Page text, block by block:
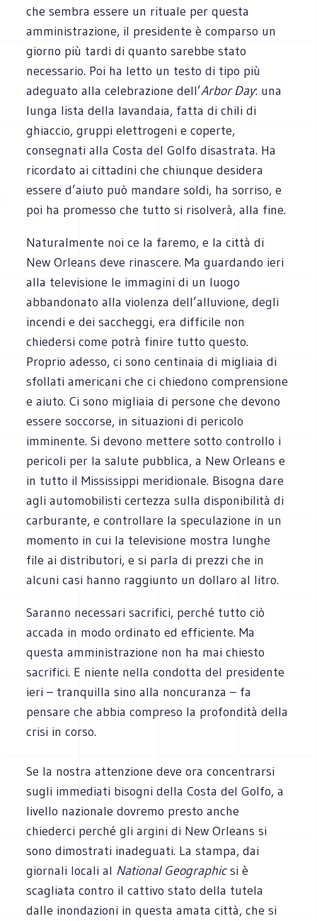
che sembra essere un rituale per questa
amministrazione, il presidente è comparso un
giorno più tardi di quanto sarebbe stato
necessario. Poi ha letto un testo di tipo più
adeguato alla celebrazione dell’Arbor Day: una
lunga lista della lavandaia, fatta di chili di
ghiaccio, gruppi elettrogeni e coperte,
consegnati alla Costa del Golfo disastrata. Ha
ricordato ai cittadini che chiunque desidera
essere d’aiuto può mandare soldi, ha sorriso, e
poi ha promesso che tutto si risolverà, alla fine.
Naturalmente noi ce la faremo, e la città di
New Orleans deve rinascere. Ma guardando ieri
alla televisione le immagini di un luogo
abbandonato alla violenza dell’alluvione, degli
incendi e dei saccheggi, era difficile non
chiedersi come potrà finire tutto questo.
Proprio adesso, ci sono centinaia di migliaia di
sfollati americani che ci chiedono comprensione
e aiuto. Ci sono migliaia di persone che devono
essere soccorse, in situazioni di pericolo
imminente. Si devono mettere sotto controllo i
pericoli per la salute pubblica, a New Orleans e
in tutto il Mississippi meridionale. Bisogna dare
agli automobilisti certezza sulla disponibilità di
carburante, e controllare la speculazione in un
momento in cui la televisione mostra lunghe
file ai distributori, e si parla di prezzi che in
alcuni casi hanno raggiunto un dollaro al litro.
Saranno necessari sacrifici, perché tutto ciò
accada in modo ordinato ed efficiente. Ma
questa amministrazione non ha mai chiesto
sacrifici. E niente nella condotta del presidente
ieri – tranquilla sino alla noncuranza – fa
pensare che abbia compreso la profondità della
crisi in corso.
Se la nostra attenzione deve ora concentrarsi
sugli immediati bisogni della Costa del Golfo, a
livello nazionale dovremo presto anche
chiederci perché gli argini di New Orleans si
sono dimostrati inadeguati. La stampa, dai
giornali locali al National Geographicsi è
scagliata contro il cattivo stato della tutela
dalle inondazioni in questa amata città, che si